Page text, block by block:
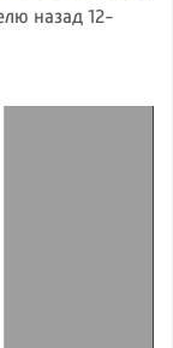
назад 12-